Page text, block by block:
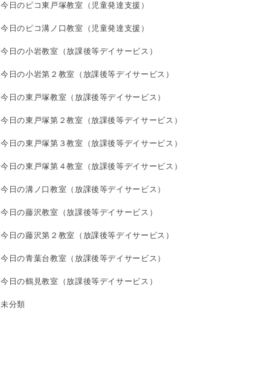
今日のピコ東戸塚教室（児童発達支援）
今日のピコ溝ノ口教室（児童発達支援）
今日の小岩教室（放課後等デイサービス）
今日の小岩第２教室（放課後等デイサービス）
今日の東戸塚教室（放課後等デイサービス）
今日の東戸塚第２教室（放課後等デイサービス）
今日の東戸塚第３教室（放課後等デイサービス）
今日の東戸塚第４教室（放課後等デイサービス）
今日の溝ノ口教室（放課後等デイサービス）
今日の藤沢教室（放課後等デイサービス）
今日の藤沢第２教室（放課後等デイサービス）
今日の青葉台教室（放課後等デイサービス）
今日の鶴見教室（放課後等デイサービス）
未分類